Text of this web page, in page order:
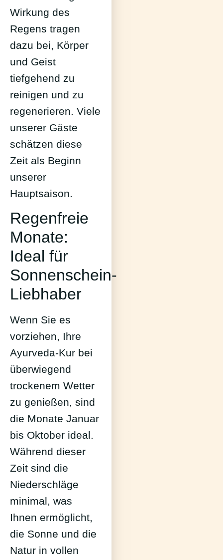
Wirkung des
Regens tragen
dazu bei, Körper
und Geist
tiefgehend zu
reinigen und zu
regenerieren. Viele
unserer Gäste
schätzen diese
Zeit als Beginn
unserer
Hauptsaison.
Regenfreie
Monate:
Ideal für
Sonnenschein-
Liebhaber
Wenn Sie es
vorziehen, Ihre
Ayurveda-Kur bei
überwiegend
trockenem Wetter
zu genießen, sind
die Monate Januar
bis Oktober ideal.
Während dieser
Zeit sind die
Niederschläge
minimal, was
Ihnen ermöglicht,
die Sonne und die
Natur in vollen